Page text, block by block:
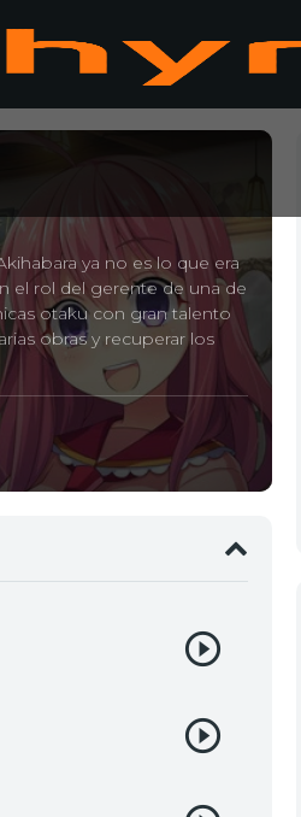
ya no es lo que era
el rol del gerente de una de
otaku con gran talento
obras y recuperar los